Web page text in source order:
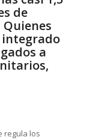
de
integrado
a
regula los